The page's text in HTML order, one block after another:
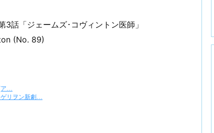
話「ジェームズ･コヴィントン医師」
(No. 89)